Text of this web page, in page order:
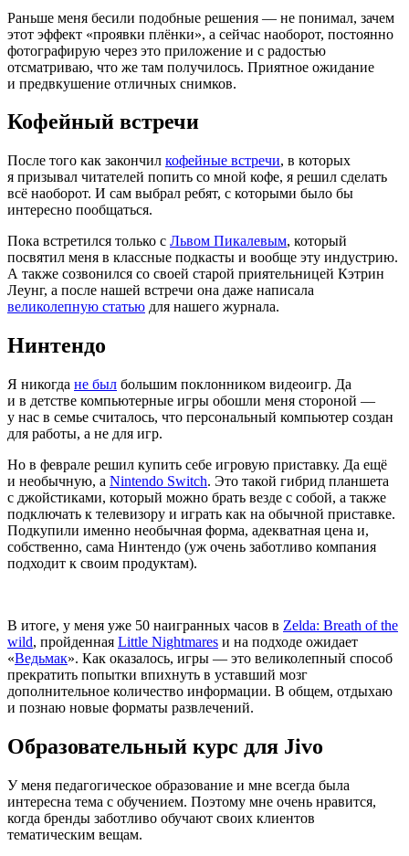
Раньше меня бесили подобные решения — не понимал, зачем
этот эффект «проявки плёнки», а сейчас наоборот, постоянно
фотографирую через это приложение и с радостью
отсматриваю, что же там получилось. Приятное ожидание
и предвкушение отличных снимков.
Кофейный встречи
После того как закончил кофейные встречи, в которых
я призывал читателей попить со мной кофе, я решил сделать
всё наоборот. И сам выбрал ребят, с которыми было бы
интересно пообщаться.
Пока встретился только с Львом Пикалевым, который
посвятил меня в классные подкасты и вообще эту индустрию.
А также созвонился со своей старой приятельницей Кэтрин
Леунг, а после нашей встречи она даже написала
великолепную статью для нашего журнала.
Нинтендо
Я никогда не был большим поклонником видеоигр. Да
и в детстве компьютерные игры обошли меня стороной —
у нас в семье считалось, что персональный компьютер создан
для работы, а не для игр.
Но в феврале решил купить себе игровую приставку. Да ещё
и необычную, а Nintendo Switch. Это такой гибрид планшета
с джойстиками, который можно брать везде с собой, а также
подключать к телевизору и играть как на обычной приставке.
Подкупили именно необычная форма, адекватная цена и,
собственно, сама Нинтендо (уж очень заботливо компания
подходит к своим продуктам).
В итоге, у меня уже 50 наигранных часов в Zelda: Breath of the
wild, пройденная Little Nightmares и на подходе ожидает
«Ведьмак». Как оказалось, игры — это великолепный способ
прекратить попытки впихнуть в уставший мозг
дополнительное количество информации. В общем, отдыхаю
и познаю новые форматы развлечений.
Образовательный курс для Jivo
У меня педагогическое образование и мне всегда была
интересна тема с обучением. Поэтому мне очень нравится,
когда бренды заботливо обучают своих клиентов
тематическим вещам.